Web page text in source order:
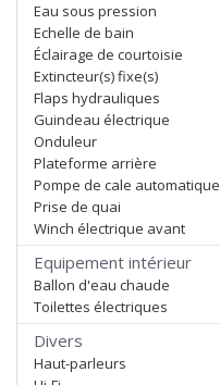
Eau sous pression
Echelle de bain
Éclairage de courtoisie
Extincteur(s) fixe(s)
Flaps hydrauliques
Guindeau électrique
Onduleur
Plateforme arrière
Pompe de cale automatique
Prise de quai
Winch électrique avant
Equipement intérieur
Ballon d'eau chaude
Toilettes électriques
Divers
Haut-parleurs